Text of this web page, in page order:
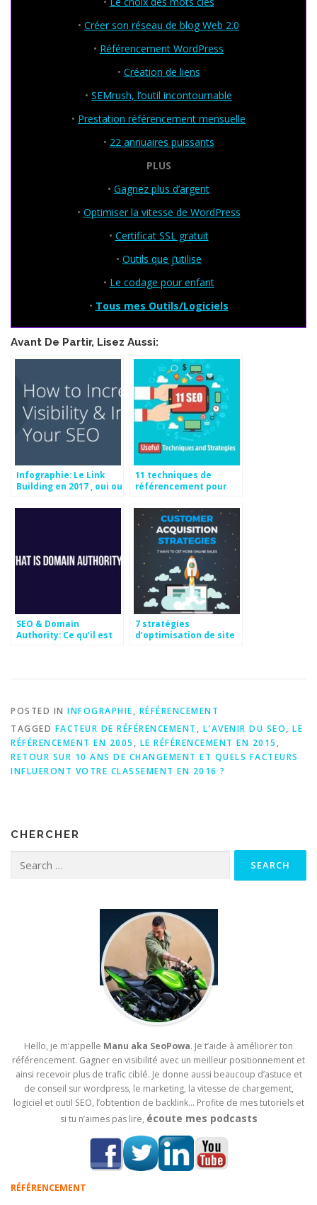
• Créer son réseau de blog Web 2.0
• Référencement WordPress
• Création de liens
• SEMrush, l’outil incontournable
• Prestation référencement mensuelle
• 22 annuaires puissants
PLUS
• Gagnez plus d’argent
• Optimiser la vitesse de WordPress
• Certificat SSL gratuit
• Outils que j’utilise
• Le codage pour enfant
• Tous mes Outils/Logiciels
Avant De Partir, Lisez Aussi:
Infographie: Le Link
Building en 2017 , oui ou
11 techniques de
référencement pour
haut dans Google
SEO & Domain
Authority: Ce qu’il est
7 stratégies
d’optimisation de site
POSTED IN INFOGRAPHIE, RÉFÉRENCEMENT
TAGGED FACTEUR DE RÉFÉRENCEMENT , L'AVENIR DU SEO, LE
RÉFÉRENCEMENT EN 2005 , LE RÉFÉRENCEMENT EN 2015 ,
RETOUR SUR 10 ANS DE CHANGEMENT ET QUELS FACTEURS
INFLUERONT VOTRE CLASSEMENT EN 2016 ?
CHERCHER
Hello, je m’appelle Manu aka SeoPowa. Je t’aide à améliorer ton
référencement. Gagner en visibilité avec un meilleur positionnement et
ainsi recevoir plus de trafic ciblé. Je donne aussi beaucoup d’astuce et
de conseil sur wordpress, le marketing, la vitesse de chargement,
logiciel et outil SEO, l’obtention de backlink… Profite de mes tutoriels et
si tu n’aimes pas lire, écoute mes podcasts
RÉFÉRENCEMENT